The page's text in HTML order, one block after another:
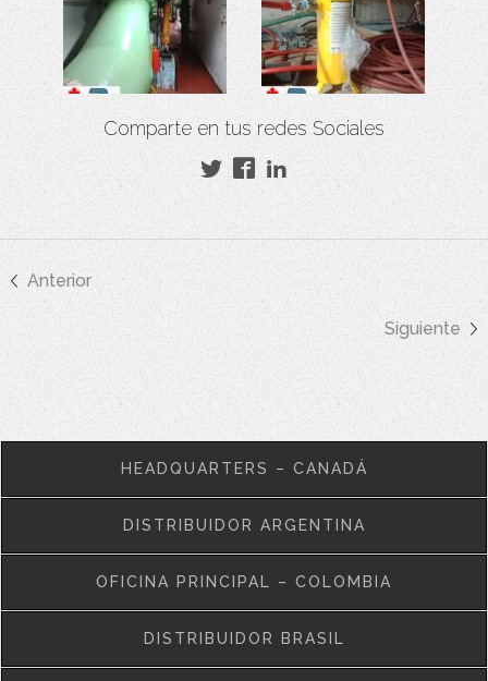
Comparte en tus redes Sociales
Anterior
Siguiente
HEADQUARTERS – CANADÁ
DISTRIBUIDOR ARGENTINA
OFICINA PRINCIPAL – COLOMBIA
DISTRIBUIDOR BRASIL